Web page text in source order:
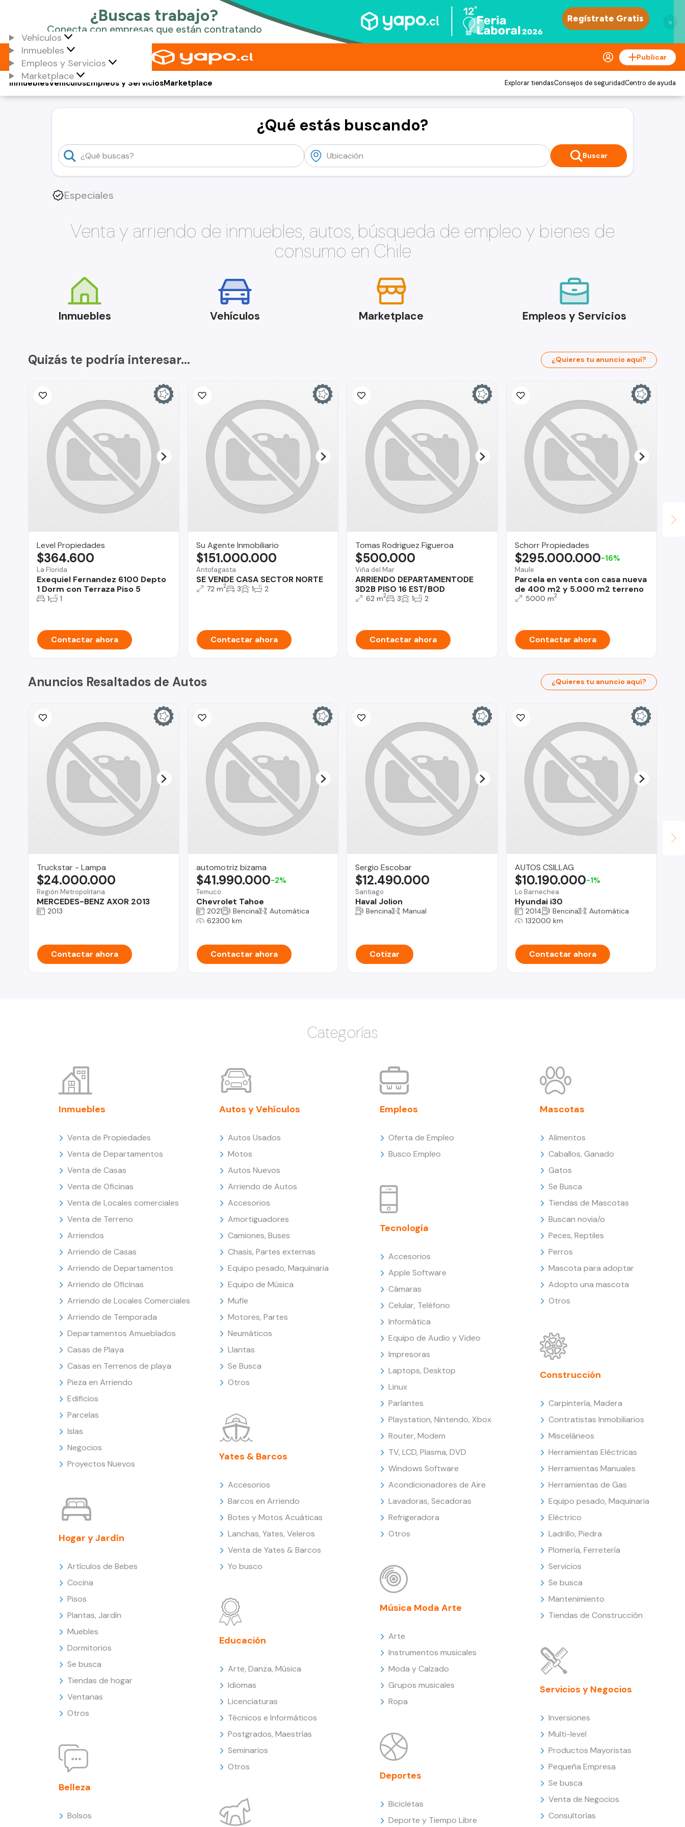
×
Vehículos
Inmuebles
Empleos y Servicios
Marketplace
Publicar
Vehículos
Inmuebles Empleos y ServiciosMarketplace Explorar tiendasConsejos de seguridadCentro de ayuda
¿Qué estás buscando?
Buscar
Especiales
Venta y arriendo de inmuebles, autos, búsqueda de empleo y bienes de
consumo en Chile
Inmuebles Vehículos Marketplace Empleos y Servicios
Quizás te podría interesar... ¿Quieres tu anuncio aquí?
Level Propiedades
La Florida
Exequiel Fernandez 6100 Depto
1 Dorm con Terraza Piso 5
$364.600
1 1
Contactar ahora
Su Agente Inmobiliario
Antofagasta
SE VENDE CASA SECTOR NORTE
$151.000.000
72 m2 3 1 2
Contactar ahora
Tomas Rodriguez Figueroa
Viña del Mar
ARRIENDO DEPARTAMENTODE
3D2B PISO 16 EST/BOD
$500.000
62 m2 3 1 2
Contactar ahora
Schorr Propiedades
Maule
Parcela en venta con casa nueva
de 400 m2 y 5.000 m2 terreno
$295.000.000-16%
5000 m2
Contactar ahora
Anuncios Resaltados de Autos ¿Quieres tu anuncio aquí?
Truckstar - Lampa
Región Metropolitana
MERCEDES-BENZ AXOR 2013
$24.000.000
2013
Contactar ahora
automotriz bizama
Temuco
Chevrolet Tahoe
$41.990.000-2%
2021 Bencina
Automática
62300 km
Contactar ahora
Sergio Escobar
Santiago
Haval Jolion
$12.490.000
Bencina Manual
Cotizar
AUTOS CSILLAG
Lo Barnechea
Hyundai i30
$10.190.000-1%
2014 Bencina
Automática
132000 km
Contactar ahora
La
Categorías
Inmuebles
Venta de Propiedades
Venta de Departamentos
Venta de Casas
Venta de Oficinas
Venta de Locales comerciales
Venta de Terreno
Arriendos
Arriendo de Casas
Arriendo de Departamentos
Arriendo de Oficinas
Arriendo de Locales Comerciales
Arriendo de Temporada
Departamentos Amueblados
Casas de Playa
Casas en Terrenos de playa
Pieza en Arriendo
Edificios
Parcelas
Islas
Negocios
Proyectos Nuevos
Hogar y Jardín
Artículos de Bebes
Cocina
Pisos
Plantas, Jardín
Muebles
Dormitorios
Se busca
Tiendas de hogar
Ventanas
Otros
Belleza
Bolsos
Autos y Vehículos
Autos Usados
Motos
Autos Nuevos
Arriendo de Autos
Accesorios
Amortiguadores
Camiones, Buses
Chasis, Partes externas
Equipo pesado, Maquinaria
Equipo de Música
Mufle
Motores, Partes
Neumáticos
Llantas
Se Busca
Otros
Yates & Barcos
Accesorios
Barcos en Arriendo
Botes y Motos Acuáticas
Lanchas, Yates, Veleros
Venta de Yates & Barcos
Yo busco
Educación
Arte, Danza, Música
Idiomas
Licenciaturas
Técnicos e Informáticos
Postgrados, Maestrías
Seminarios
Otros
Empleos
Oferta de Empleo
Busco Empleo
Tecnología
Accesorios
Apple Software
Cámaras
Celular, Teléfono
Informática
Equipo de Audio y Video
Impresoras
Laptops, Desktop
Linux
Parlantes
Playstation, Nintendo, Xbox
Router, Modem
TV, LCD, Plasma, DVD
Windows Software
Acondicionadores de Aire
Lavadoras, Secadoras
Refrigeradora
Otros
Música Moda Arte
Arte
Instrumentos musicales
Moda y Calzado
Grupos musicales
Ropa
Deportes
Bicicletas
Deporte y Tiempo Libre
Mascotas
Alimentos
Caballos, Ganado
Gatos
Se Busca
Tiendas de Mascotas
Buscan novia/o
Peces, Reptiles
Perros
Mascota para adoptar
Adopto una mascota
Otros
Construcción
Carpintería, Madera
Contratistas Inmobiliarios
Misceláneos
Herramientas Eléctricas
Herramientas Manuales
Herramientas de Gas
Equipo pesado, Maquinaria
Eléctrico
Ladrillo, Piedra
Plomería, Ferretería
Servicios
Se busca
Mantenimiento
Tiendas de Construcción
Servicios y Negocios
Inversiones
Multi-level
Productos Mayoristas
Pequeña Empresa
Se busca
Venta de Negocios
Consultorías